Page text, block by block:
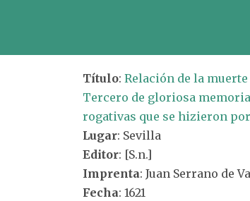
Título: Relación de la
Tercero de gloriosa
rogativas que se hizieron
Lugar: Sevilla
Editor: [S.n.]
Imprenta: Juan Serrano de
Fecha: 1621